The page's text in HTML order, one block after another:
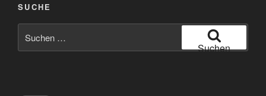
SUCHE
nach:
Suchen